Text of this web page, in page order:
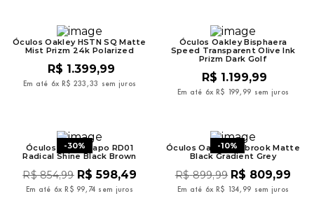
Óculos Oakley HSTN SQ Matte
Mist Prizm 24k Polarized
R$ 1.399,99
Em até 6x R$ 233 ,33 sem juros
Óculos Oakley Bisphaera
Speed Transparent Olive Ink
Prizm Dark Golf
R$ 1.199,99
Em até 6x R$ 199, 99 sem juros
-30%
Óculos Evoke Capo RD01
Radical Shine Black Brown
R$ 854,99 R$ 598,49
Em até 6x R$ 99, 74 sem juros
-10%
Óculos Oakley Holbrook Matte
Black Gradient Grey
R$ 899,99 R$ 809,99
Em até 6x R$ 134, 99 sem juros
mochila oakley